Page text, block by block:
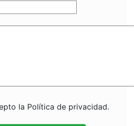
la Política de privacidad.